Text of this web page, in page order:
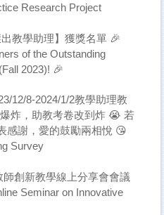
Research Project
教學助理】獲獎名單 🎉
of the Outstanding
2023)! 🎉
8-2024/1/2教學助理教
炸，助教考卷改到炸 😭 若
感謝，愛的鼓勵兩相悅 😘
Survey
師創新教學線上分享會會議
Seminar on Innovative